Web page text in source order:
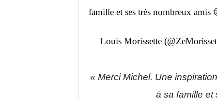
famille et ses très nombreux amis
— Louis Morissette
« Merci Michel. Une
à sa famille et